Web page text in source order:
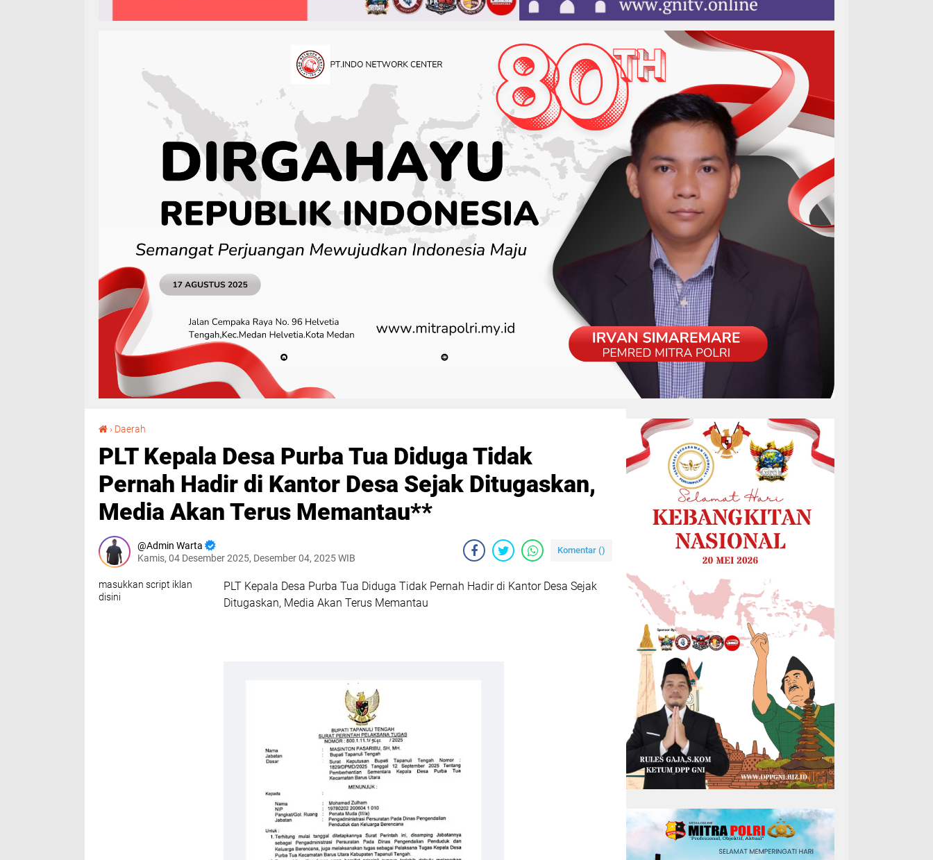
› Daerah
PLT Kepala Desa Purba Tua Diduga Tidak
Pernah Hadir di Kantor Desa Sejak Ditugaskan,
Media Akan Terus Memantau**
Admin Warta
Kamis, 04 Desember 2025, Desember 04, 2025 WIB
Komentar ()
masukkan script iklan
disini
PLT Kepala Desa Purba Tua Diduga Tidak Pernah Hadir di Kantor Desa Sejak
Ditugaskan, Media Akan Terus Memantau